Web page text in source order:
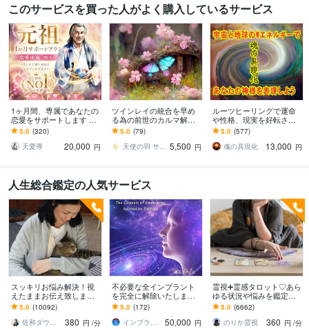
このサービスを買った人がよく購入しているサービス
1ヶ月間、専属であなたの
恋愛をサポートします 思
念伝達・鑑定・相談し放
題・お得な定額プランで
ございます。
5.0 (320)
天愛導
20,000 円
ツインレイの統合を早め
る為の前世のカルマ解消
します ✅2人のお互いのエ
ネルギーを同時に重ね癒
しカルマを解消します
5.0 (79)
天使の羽 サリー⭐️ 5,500 円
ルーツヒーリングで運命
や性格、現実を好転させ
ます 体やメンタルを元気
に！魂の具現化であなた
の使命を現実化
5.0 (577)
魂の具現化
13,000 円
人生総合鑑定の人気サービス
スッキリお悩み解決！視
えたままお伝え致します
恋愛、結婚、人間関係、
仕事、人生、ペットの気
持ち等◎祈願付き
5.0 (10092)
佐和ダウジング＆スピリットメンター
380 円 /分
不必要な全インプラント
を完全に解除いたします
インプラント全解除創始
者 × 魂の解放・カルマ浄
化・能力開花
5.0 (172)
インプラント全解除創始者｜魂王DaI⭐︎
50,000 円
霊視➕霊感タロット♡あら
ゆる状況や悩みを鑑定し
ます 霊能家系末裔 |プロ占
い師歴16年| 気持ちや未来
を伝えます
5.0 (6662)
のりか霊視
360 円 /分